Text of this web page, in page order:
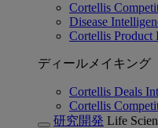
Cortellis
Disease
Cortellis Product
ディールメイキング
Cortellis Deals
Cortellis
研究開発 Life